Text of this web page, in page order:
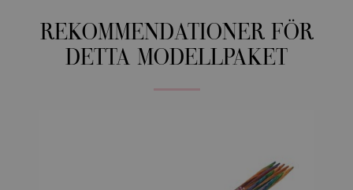
REKOMMENDATIONER FÖR
DETTA MODELLPAKET